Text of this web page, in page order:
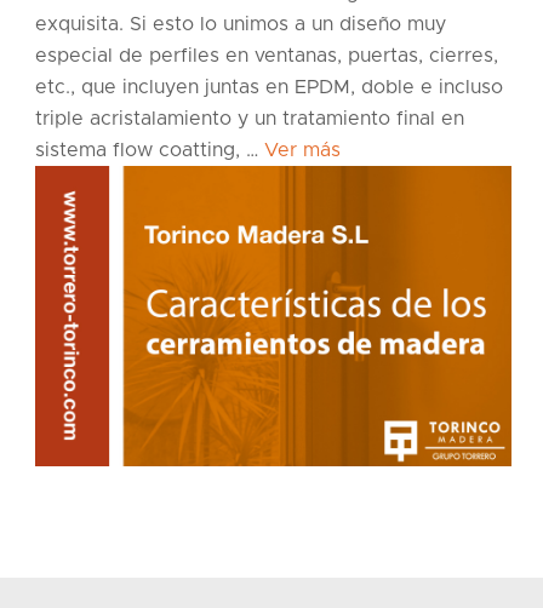
exquisita. Si esto lo unimos a un diseño muy
especial de perfiles en ventanas, puertas, cierres,
etc., que incluyen juntas en EPDM, doble e incluso
triple acristalamiento y un tratamiento final en
sistema flow coatting, … Ver más